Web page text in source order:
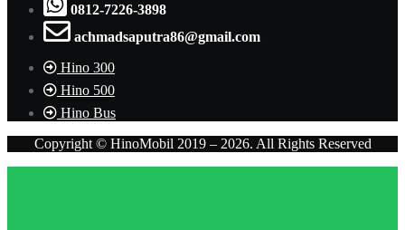
0812-7226-3898
achmadsaputra86@gmail.com
Hino 300
Hino 500
Hino Bus
Copyright © HinoMobil 2019 – 2026. All Rights Reserved